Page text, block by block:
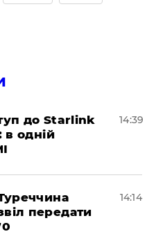
до Starlink
в одній
14:39
передати
14:14